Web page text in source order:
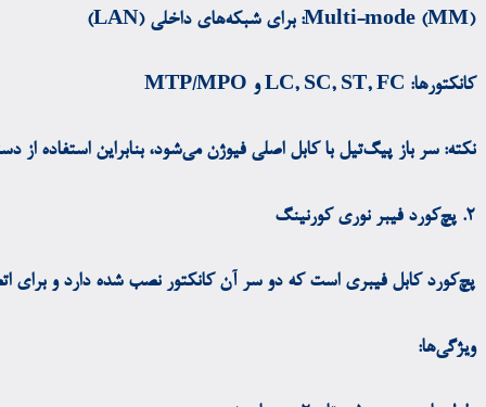
Multi-mode (MM): برای شبکه‌های داخلی (LAN)
کانکتورها: LC, SC, ST, FC و MTP/MPO
نکته: سر باز پیگ‌تیل با کابل اصلی فیوژن می‌شود، بنابراین استفاده از
۲. پچ‌کورد فیبر نوری کورنینگ
پچ‌کورد کابل فیبری است که دو سر آن کانکتور نصب شده دارد و برای
ویژگی‌ها: